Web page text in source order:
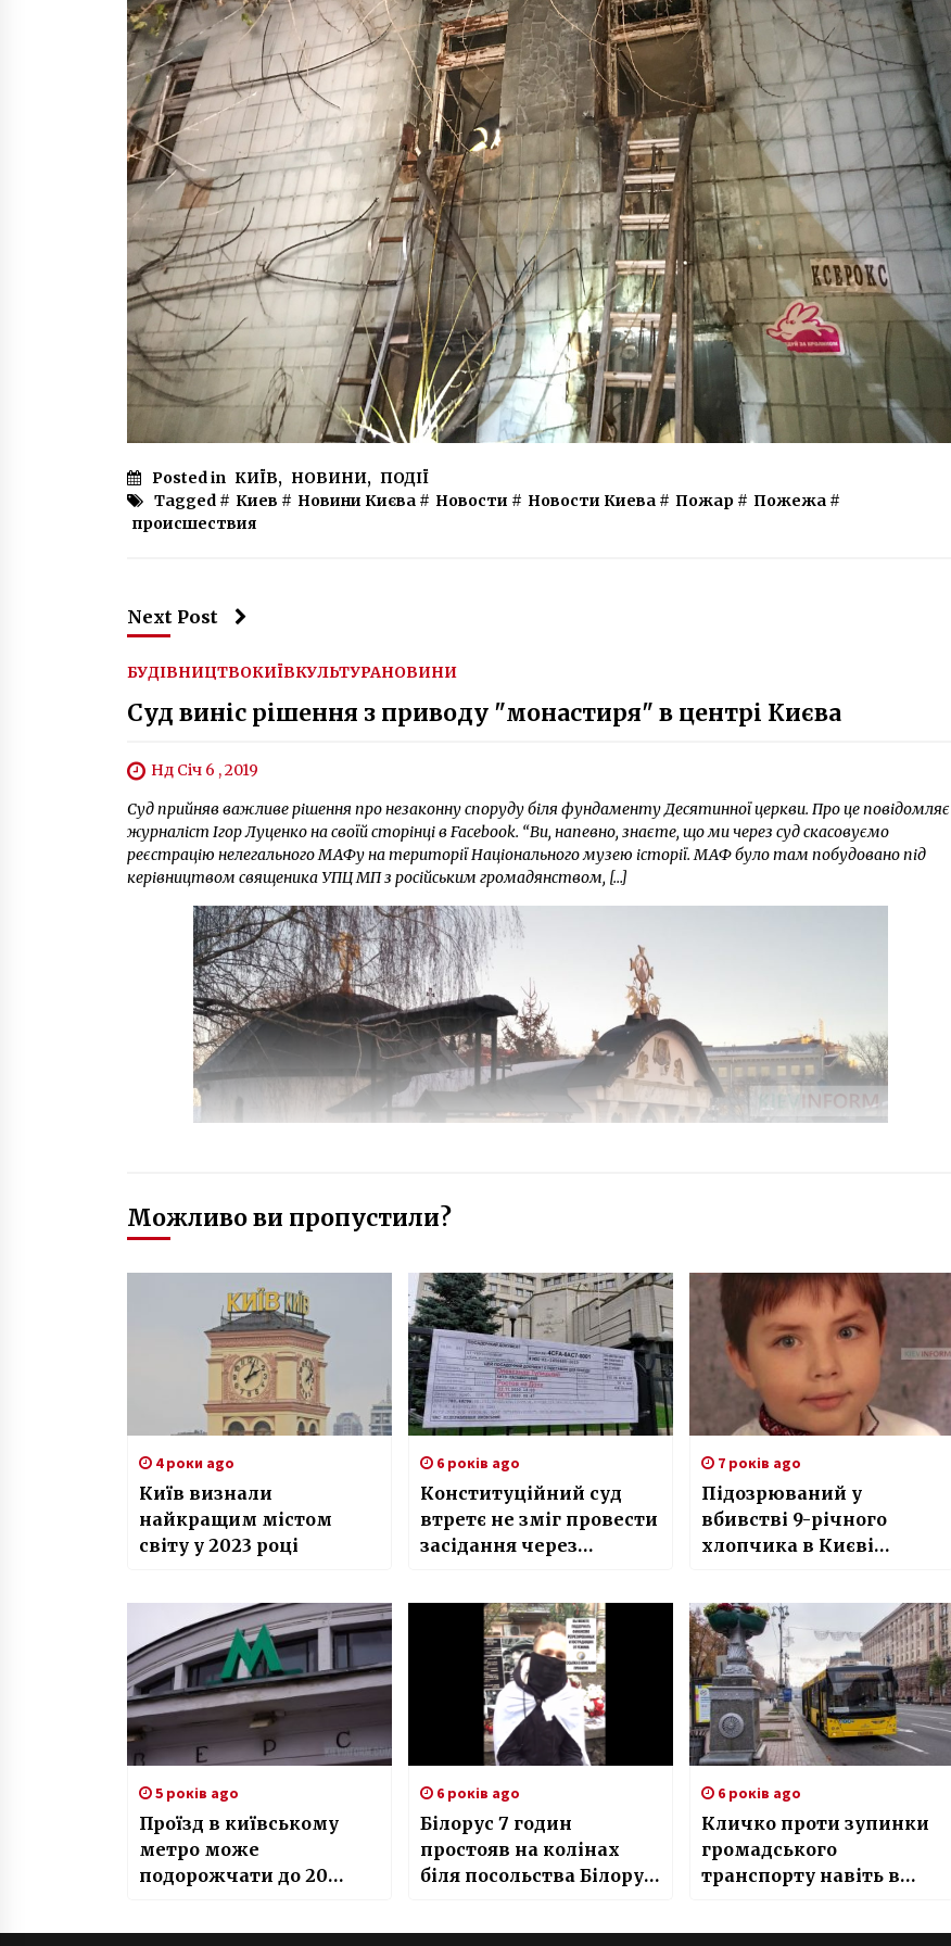
Posted in КИЇВ, НОВИНИ, ПОДІЇ
Tagged # Киев # Новини Києва # Новости # Новости Киева # Пожар # Пожежа #
происшествия
Next Post
БУДІВНИЦТВОКИЇВКУЛЬТУРАНОВИНИ
Суд виніс рішення з приводу "монастиря" в центрі Києва
Нд Січ 6 , 2019
Суд прийняв важливе рішення про незаконну споруду біля фундаменту Десятинної церкви. Про це повідомляє
журналіст Ігор Луценко на своїй сторінці в Facebook. “Ви, напевно, знаєте, що ми через суд скасовуємо
реєстрацію нелегального МАФу на території Національного музею історії. МАФ було там побудовано під
керівництвом священика УПЦ МП з російським громадянством, […]
Можливо ви пропустили?
4 роки ago
Київ визнали
найкращим містом
світу у 2023 році
6 років ago
Конституційний суд
втретє не зміг провести
засідання через
7 років ago
Підозрюваний у
вбивстві 9-річного
хлопчика в Києві
виявився старший брат,
– Крищенко
5 років ago
Проїзд в київському
метро може
подорожчати до 20
6 років ago
Білорус 7 годин
простояв на колінах
біля посольства Білорусі
6 років ago
Кличко проти зупинки
громадського
транспорту навіть в